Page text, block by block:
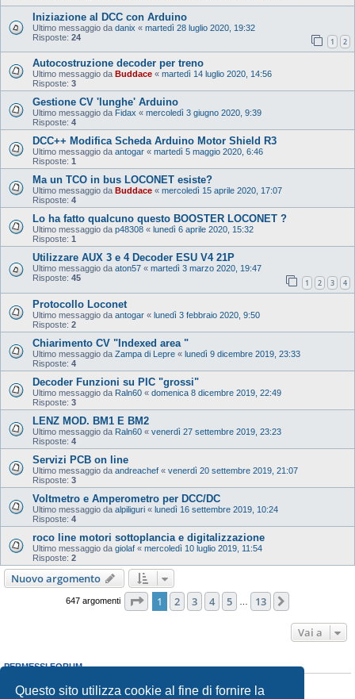
Questo sito utilizza cookie al fine di fornire la
Iniziazione al DCC con Arduino
Ultimo messaggio da danix « martedì 28 luglio 2020, 19:32
Risposte: 24 1 2
Autocostruzione decoder per treno
Ultimo messaggio da Buddace « martedì 14 luglio 2020, 14:56
Risposte: 3
Gestione CV 'lunghe' Arduino
Ultimo messaggio da Fidax « mercoledì 3 giugno 2020, 9:39
Risposte: 4
DCC++ Modifica Scheda Arduino Motor Shield R3
Ultimo messaggio da antogar « martedì 5 maggio 2020, 6:46
Risposte: 1
Ma un TCO in bus LOCONET esiste?
Ultimo messaggio da Buddace « mercoledì 15 aprile 2020, 17:07
Risposte: 4
Lo ha fatto qualcuno questo BOOSTER LOCONET ?
Ultimo messaggio da p48308 « lunedì 6 aprile 2020, 15:32
Risposte: 1
Utilizzare AUX 3 e 4 Decoder ESU V4 21P
Ultimo messaggio da aton57 « martedì 3 marzo 2020, 19:47
Risposte: 45 1 2 3 4
Protocollo Loconet
Ultimo messaggio da antogar « lunedì 3 febbraio 2020, 9:50
Risposte: 2
Chiarimento CV "Indexed area "
Ultimo messaggio da Zampa di Lepre « lunedì 9 dicembre 2019, 23:33
Risposte: 4
Decoder Funzioni su PIC "grossi"
Ultimo messaggio da Raln60 « domenica 8 dicembre 2019, 22:49
Risposte: 3
LENZ MOD. BM1 E BM2
Ultimo messaggio da Raln60 « venerdì 27 settembre 2019, 23:23
Risposte: 4
Servizi PCB on line
Ultimo messaggio da andreachef « venerdì 20 settembre 2019, 21:07
Risposte: 3
Voltmetro e Amperometro per DCC/DC
Ultimo messaggio da alpiliguri « lunedì 16 settembre 2019, 10:24
Risposte: 4
roco line motori sottoplancia e digitalizzazione
Ultimo messaggio da giolaf « mercoledì 10 luglio 2019, 11:54
Risposte: 2
Nuovo argomento
647 argomenti Pagina di 13
1 2 3 4 5 13
Vai a
PERMESSI FORUM
Non puoirispondere negli argomenti